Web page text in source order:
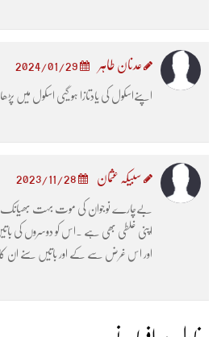
عدنان طاہر 2024/01/29
اپنےاسکول کی یادتازا ہو گیی اسکول میں
سبیکہ عثمان 2023/11/28
بےچارے نوجوان کی موت بہت
اپنی غلطی بھی ہے ۔اس کو دوسروں کی
اور اس غرض سے کے اور باتیں سنے ان کا